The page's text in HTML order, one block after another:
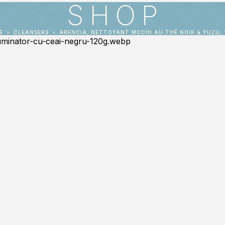
SHOP
CLEANSERS ARENCIA, NETTOYANT MOCHI AU THÉ NOIR & YUZU,